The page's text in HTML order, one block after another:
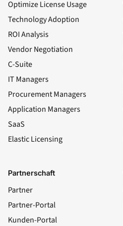
Optimize License Usage
Technology Adoption
ROI Analysis
Vendor Negotiation
C-Suite
IT Managers
Procurement Managers
Application Managers
SaaS
Elastic Licensing
Partnerschaft
Partner
Partner-Portal
Kunden-Portal